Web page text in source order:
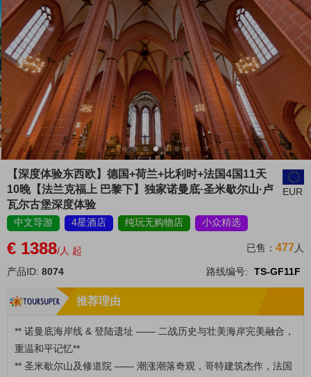
【深度体验东西欧】德国+荷兰+比利时+法国4国11天
10晚【法兰克福上 巴黎下】独家诺曼底·圣米歇尔山·卢
瓦尔古堡深度体验
EUR
中文导游 4星酒店 纯玩无购物店 小众精选
€ 1388/人 起 已售： 477人
产品ID: 8074 路线编号: TS-GF11F
推荐理由
** 诺曼底海岸线 & 登陆遗址 —— 二战历史与壮美海岸完美融合，
重温和平记忆**
** 圣米歇尔山及修道院 —— 潮涨潮落奇观，哥特建筑杰作，法国